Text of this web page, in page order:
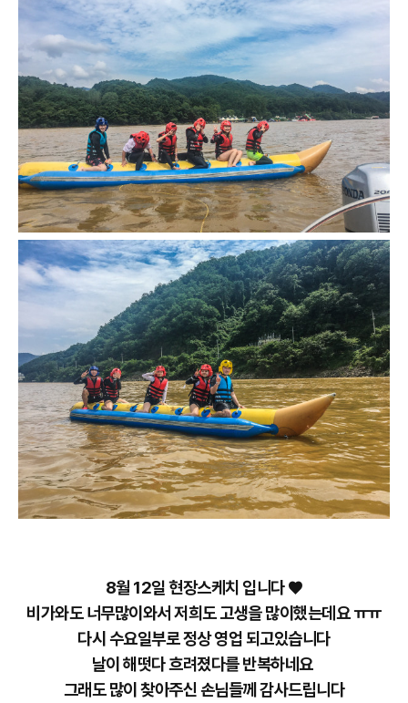
8월 12일 현장스케치 입니다 ♥
비가와도 너무많이와서 저희도 고생을 많이했는데요 ㅠㅠ
다시 수요일부로 정상 영업 되고있습니다
날이 해떳다 흐려졌다를 반복하네요
그래도 많이 찾아주신 손님들께 감사드립니다